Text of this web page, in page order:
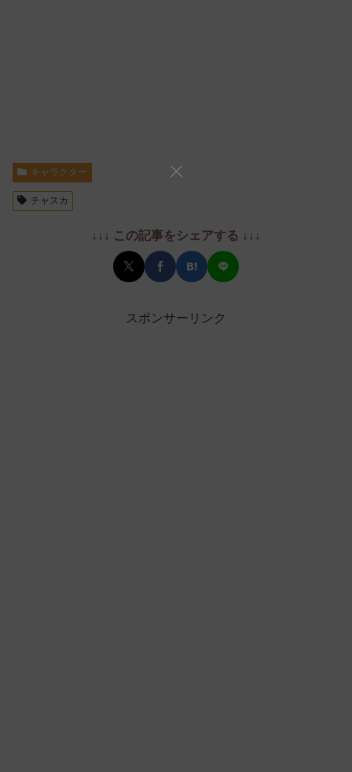
キャラクター
チャスカ
↓↓↓ この記事をシェアする ↓↓↓
スポンサーリンク